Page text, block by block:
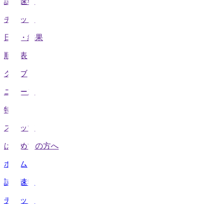
チケット
日程・結果
順位表
クラブ
ニュース
特集
スタッツ
はじめての方へ
ホーム
試合速報
チケット